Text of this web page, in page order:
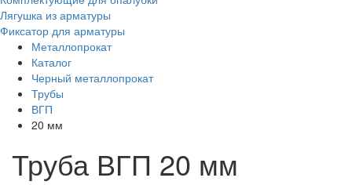
Лягушка из арматуры
Фиксатор для арматуры
Металлопрокат
Каталог
Черный металлопрокат
Трубы
ВГП
20 мм
Труба ВГП 20 мм